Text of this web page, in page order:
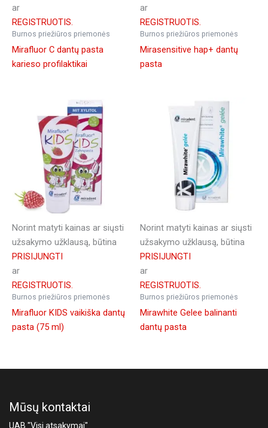
ar
REGISTRUOTIS.
Burnos priežiūros priemonės
Mirafluor C dantų pasta
karieso profilaktikai
ar
REGISTRUOTIS.
Burnos priežiūros priemonės
Mirasensitive hap+ dantų
pasta
Norint matyti kainas ar siųsti
užsakymo užklausą, būtina
PRISIJUNGTI
ar
REGISTRUOTIS.
Burnos priežiūros priemonės
Mirafluor KIDS vaikiška dantų
pasta (75 ml)
Norint matyti kainas ar siųsti
užsakymo užklausą, būtina
PRISIJUNGTI
ar
REGISTRUOTIS.
Burnos priežiūros priemonės
Mirawhite Gelee balinanti
dantų pasta
Mūsų kontaktai
UAB "Visi atsakymai"